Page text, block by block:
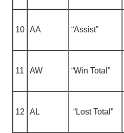
10 AA “Assist”
11 AW “Win Total”
12 AL “Lost Total”